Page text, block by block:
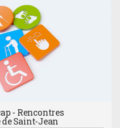
- Rencontres
Saint-Jean